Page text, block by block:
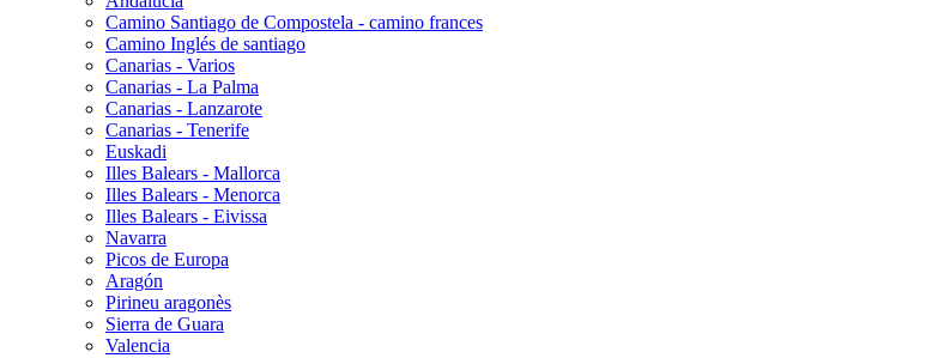
Camino Santiago de Compostela - camino frances
Camino Inglés de santiago
Canarias - Varios
Canarias - La Palma
Canarias - Lanzarote
Canarias - Tenerife
Euskadi
Illes Balears - Mallorca
Illes Balears - Menorca
Illes Balears - Eivissa
Navarra
Picos de Europa
Aragón
Pirineu aragonès
Sierra de Guara
Valencia